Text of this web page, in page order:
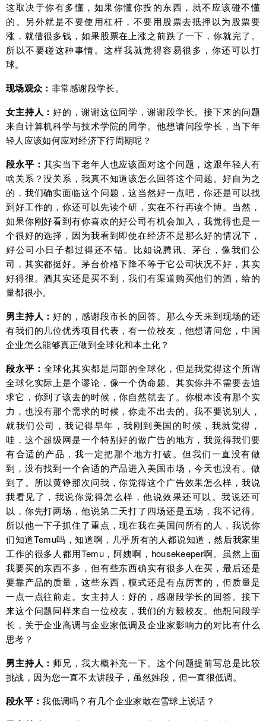
这取决于你有多懂，如果你懂你投的东西，就不应该碰不懂
的。另外就是不要使用杠杆，不要用股票去抵押以为股票要
涨，就借很多钱，如果股票在上涨之前跌了一下，你就完了。
所以不要碰这种事情。这样我就觉得容易很多，你还可以打
球。
现场观众： 非常感谢段学长。
女主持人：好的，谢谢这位同学，谢谢段学长。接下来的问题
来自计算机科学与技术学院的同学。他想请问段学长，当下年
轻人应该如何应对经济下行周期呢？
段永平： 其实当下老年人也应该面对这个问题，这跟年轻人有
啥关系？没关系，我真不知道该怎么回答这个问题。好自为之
的，我们确实面临这个问题，这当然好一点吧，你还是可以找
到好工作的，你还可以先读个研，实在不行再读个博。当然，
如果你刚好看到有你喜欢的好公司有机会加入，我觉得也是一
个很好的选择，因为我看到即使在经济不是那么好的情况下，
好公司小日子都过得还不错。比如说腾讯、茅台，像我们公
司，其实都挺好。茅台价格下降不等于它公司状况不好，其实
好得很。酒其实还是买不到，我们有渠道购买他们的酒，给的
量都很小。
男主持人：好的，感谢段市长的回答。那么今天来到现场的还
有我们的几位优秀项目代表，有一位校友，他想请问您，中国
企业怎么能够真正做到全球化和本土化？
段永平： 全球化其实都是局部的全球化，但是我觉得这个所谓
全球化实际上是个谬论，像一个伪命题。其实你并不需要去追
求它，你到了该去的时候，你自然就去了。你根本没有那个实
力，也没有那个需求的时候，你走不出去的。我不要说别人，
就我们公司，我记得早年，我刚到美国的时候，我就觉得，
哇，这个超级网是一个特别好的做广告的地方，我觉得我们要
有合适的产品，我一定把那个地方打破。但我们一直没有做
到，没有找到一个合适的产品进入美国市场，今天也没有。做
到了。所以黄铮那次问我，你觉得这个广告效果怎么样，我说
我看见了，我说你觉得怎么样，他说效果还可以。我说还可
以，你先打两场，他说第二天打了四场还是五场，我不记得。
所以他一下子抓住了重点，现在我在美国问所有的人，我说你
们知道Temu吗，知道啊，几乎所有的人都说知道，然后我家里
工作的很多人都用Temu，阿姨啊，housekeeper啊。虽然上面
我要买的东西不多，但有些东西确实有很多人在买，最后还是
要靠产品的质量，这些东西，模式还是有点厉害的，但质量是
一点一点往前走。女主持人：好的，感谢段学长的回答。接下
来这个问题同样来自一位校友，我们的方毅校友。他想问段学
长，关于企业高调与企业家低调及企业家影响力的对比有什么
思考？
男主持人： 师兄，我大概补充一下。这个问题提前写总是比较
挑战，因为您一直不太讲段子，虽然姓段，但一直很低调。
段永平：我低调吗？有几个企业家敢在雪球上说话？